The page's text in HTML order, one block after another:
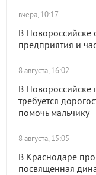
вчера, 10:17
В Новороссийске
предприятия и
8 августа, 16:02
В Новороссийске
требуется
помочь мальчику
8 августа, 15:05
В Краснодаре
посвященная